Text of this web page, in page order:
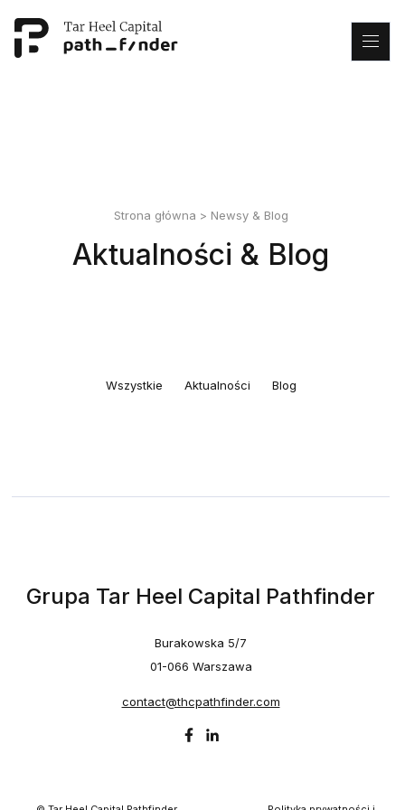
This is my archive
Strona główna > Newsy & Blog
Aktualności & Blog
Wszystkie Aktualności Blog
Grupa Tar Heel Capital Pathfinder
Burakowska 5/7
01-066 Warszawa
contact@thcpathfinder.com